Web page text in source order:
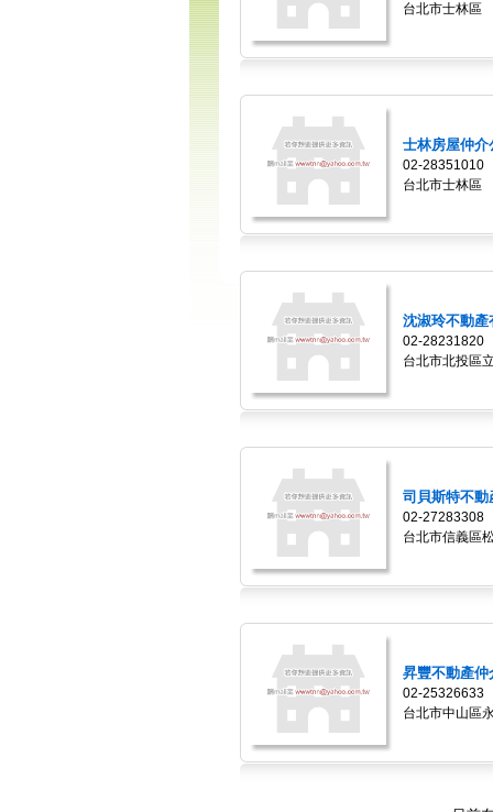
台北市士林區
士林房屋仲介
02-28351010
台北市士林區
沈淑玲不動產
02-28231820
台北市北投區
司貝斯特不動
02-27283308
台北市信義區
昇豐不動產仲
02-25326633
台北市中山區